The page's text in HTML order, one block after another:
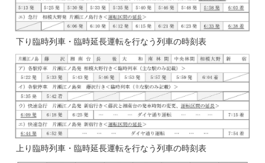
下り臨時列車・臨時延長運転を行なう列車の時刻表
上り臨時列車・臨時延長運転を行なう列車の時刻表